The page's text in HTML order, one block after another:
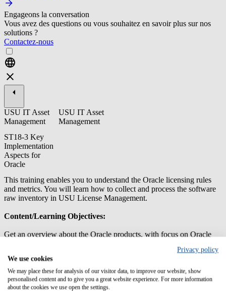
Engageons la conversation
Vous avez des questions ou vous souhaitez en savoir plus sur nos
solutions ?
Contactez-nous
USU IT Asset
Management
ST18-3 Key
Implementation
Aspects for
Oracle
USU IT Asset
Management
This training enables you to understand the Oracle licensing rules
and metrics. You will learn how to collect and process the software
raw inventory in USU License Management.
Content/Learning Objectives:
Get an overview about the Oracle products, with focus on Oracle
Learn about different License types and Contract types and
how to set them up in USU License Management
Get to know the different Oracle Metrics and how the Metric
Engines of USU License Management handle them
Privacy policy
We use cookies
We may place these for analysis of our visitor data, to improve our website, show
personalised content and to give you a great website experience. For more information
about the cookies we use open the settings.